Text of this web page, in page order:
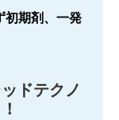
初期剤、一発
ドテクノ